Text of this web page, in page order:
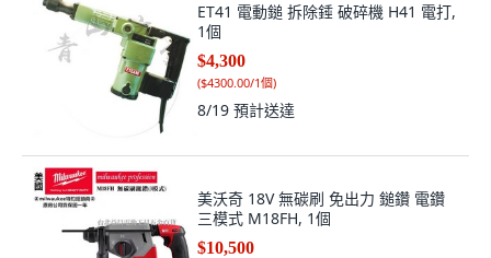
ET41 電動鎚 拆除錘 破碎機 H41 電打,
1個
$4,300
($4300.00/1個)
8/19 預計送達
美沃奇 18V 無碳刷 免出力 鎚鑽 電鑽
三模式 M18FH, 1個
$10,500